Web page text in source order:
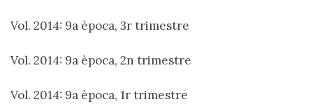
Vol. 2014: 9a època, 3r trimestre
Vol. 2014: 9a època, 2n trimestre
Vol. 2014: 9a època, 1r trimestre